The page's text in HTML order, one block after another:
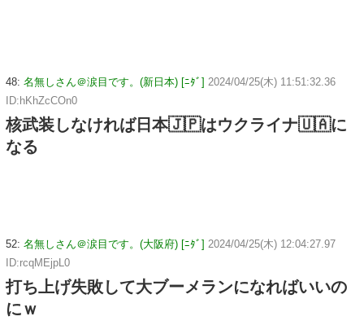
48: 名無しさん＠涙目です。(新日本) [ﾆﾀﾞ] 2024/04/25(木) 11:51:32.36
ID:hKhZcCOn0
核武装しなければ日本🇯🇵はウクライナ🇺🇦に
なる
52: 名無しさん＠涙目です。(大阪府) [ﾆﾀﾞ] 2024/04/25(木) 12:04:27.97
ID:rcqMEjpL0
打ち上げ失敗して大ブーメランになればいいの
にｗ